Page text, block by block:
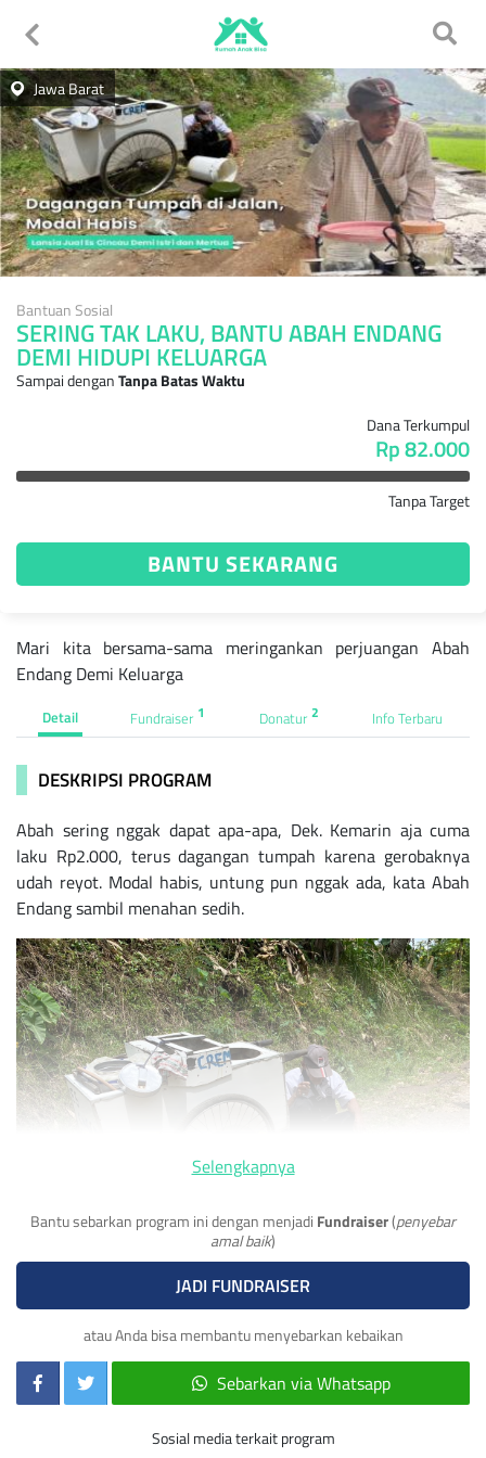
Jawa Barat
Bantuan Sosial
SERING TAK LAKU, BANTU ABAH ENDANG
DEMI HIDUPI KELUARGA
Sampai denganTanpa Batas Waktu
Dana Terkumpul
Rp 82.000
Tanpa Target
BANTU SEKARANG
Mari kita bersama-sama meringankan perjuangan Abah
Endang Demi Keluarga
Detail Fundraiser 1 Donatur2 Info Terbaru
DESKRIPSI PROGRAM
Abah sering nggak dapat apa-apa, Dek. Kemarin aja cuma
laku Rp2.000, terus dagangan tumpah karena gerobaknya
udah reyot. Modal habis, untung pun nggak ada, kata Abah
Endang sambil menahan sedih.
Abah Endang, seorang kakek berusia 75 tahun, setiap hari
berkeliling menjajakan es cincau dari kampung ke kampung
sepuh, Abah tetap menjadi tulang punggung keluarga,
Selengkapnya
Bantu sebarkan program ini dengan menjadi Fundraiser(penyebar
amal baik)
JADI FUNDRAISER
atau Anda bisa membantu menyebarkan kebaikan
Sebarkan via Whatsapp
Sosial media terkait program